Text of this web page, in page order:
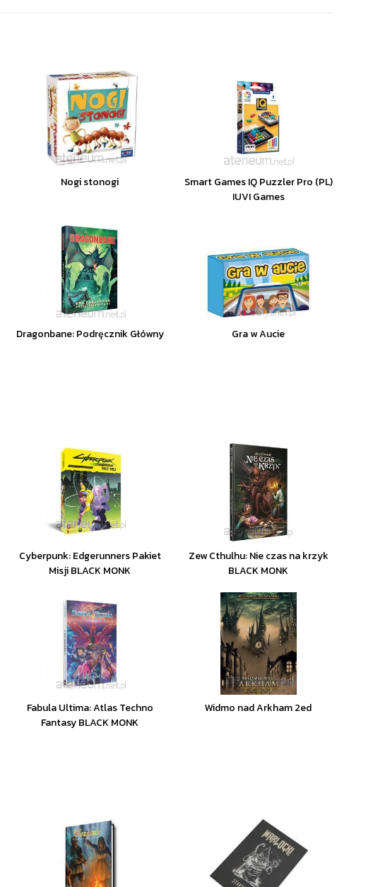
Nogi stonogi
Smart Games IQ Puzzler Pro (PL)
IUVI Games
Dragonbane: Podręcznik Główny Gra w Aucie
Cyberpunk: Edgerunners Pakiet
Misji BLACK MONK
Zew Cthulhu: Nie czas na krzyk
BLACK MONK
Fabula Ultima: Atlas Techno
Fantasy BLACK MONK
Widmo nad Arkham 2ed